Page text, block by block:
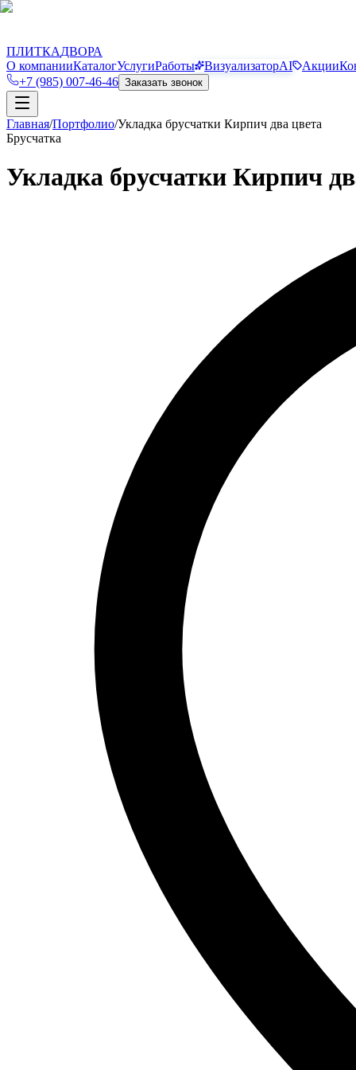
ПЛИТКАДВОРА
О компанииКаталогУслугиРаботы ВизуализаторAI Акции
+7 (985) 007-46-46 Заказать звонок
Главная/Портфолио/Укладка брусчатки Кирпич два цвета
Брусчатка
Укладка брусчатки Кирпич